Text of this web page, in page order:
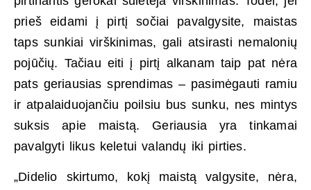
prieš eidami į pirtį sočiai pavalgysite, maistas
taps sunkiai virškinimas, gali atsirasti nemalonių
pojūčių. Tačiau eiti į pirtį alkanam taip pat nėra
pats geriausias sprendimas – pasimėgauti ramiu
ir atpalaiduojančiu poilsiu bus sunku, nes mintys
suksis apie maistą. Geriausia yra tinkamai
pavalgyti likus keletui valandų iki pirties.
„Didelio skirtumo, kokį maistą valgysite, nėra,